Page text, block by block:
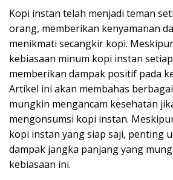
Kopi instan telah menjadi teman
orang, memberikan kenyamanan
menikmati secangkir kopi.
kebiasaan minum kopi instan
memberikan dampak positif pada
Artikel ini akan membahas
mungkin mengancam kesehatan
mengonsumsi kopi instan.
kopi instan yang siap saji, penting
dampak jangka panjang yang
kebiasaan ini.